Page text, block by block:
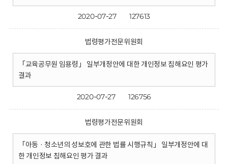
2020-07-27 127613
법령평가전문위원회
「교육공무원 임용령」 일부개정안에 대한 개인정보 침해요인 평가
결과
2020-07-27 126756
법령평가전문위원회
「아동 · 청소년의 성보호에 관한 법률 시행규칙」 일부개정안에 대
한 개인정보 침해요인 평가 결과